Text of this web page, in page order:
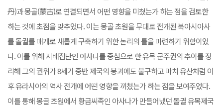
丹)과 몽골(蒙古)로 연결되면서 어떤 영향을 미쳤는가 하는 점을 검토한
하는 것에 초점을 맞추었다. 이는 몽골 초원을 무대로 전개된 북아시아사
를 돌궐를 매개로 새롭게 구축하기 위한 논리의 틀을 마련하기 위함이었
다. 이를 위해 지배집단인 아사나를 중심으로 한 유목 군주권의 추이를 정
리해 그의 권위가 8세기 중반 제국의 붕괴에도 불구하고 마치 유산처럼 이
후 유라시아의 역사 전개에 어떤 영향을 끼쳤는가 하는 점을 보여주었다.
이를 통해 몽골 초원에서 황금씨족인 아사나가 만들어냈던 돌궐 유목제국